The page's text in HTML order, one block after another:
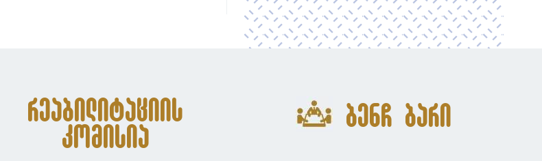
რეაბილიტაციის
კომისია
ბენჩ ბარი